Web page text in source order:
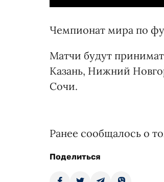
Чемпионат мира по
Матчи будут
Казань, Нижний
Сочи.
Ранее сообщалось о
Поделиться